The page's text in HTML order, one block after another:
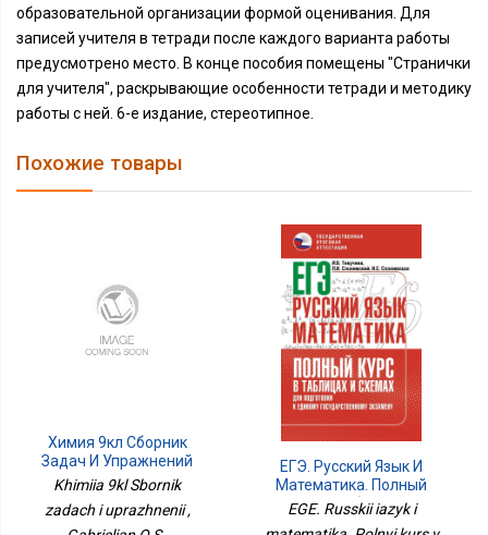
образовательной организации формой оценивания. Для
записей учителя в тетради после каждого варианта работы
предусмотрено место. В конце пособия помещены "Странички
для учителя", раскрывающие особенности тетради и методику
работы с ней. 6-е издание, стереотипное.
Похожие товары
Химия 9кл Сборник
Задач И Упражнений
Khimiia 9kl Sbornik
zadach i uprazhnenii ,
ЕГЭ. Русский Язык И
Математика. Полный
Курс В Таблицах И
Схемах Для Подготовки
EGE. Russkii iazyk i